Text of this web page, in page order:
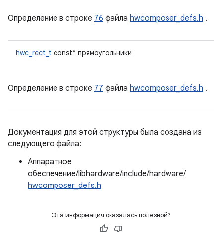
Определение в строке 76 файла hwcomposer_defs.h .
hwc_rect_t const* прямоугольники
Определение в строке 77 файла hwcomposer_defs.h .
Документация для этой структуры была создана из
следующего файла:
Аппаратное
обеспечение/libhardware/include/hardware/
hwcomposer_defs.h
Эта информация оказалась полезной?